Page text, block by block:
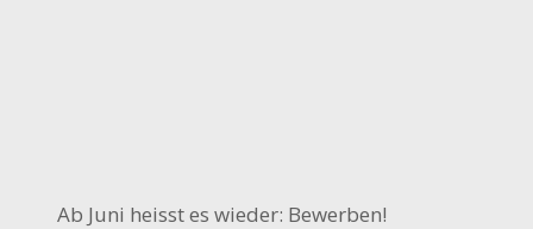
Ab Juni heisst es wieder: Bewerben!